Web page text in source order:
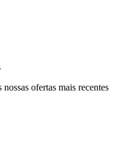
ofertas mais recentes